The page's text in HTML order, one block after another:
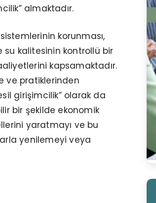
almaktadır.
korunması,
su kalitesinin kontrollü bir
kapsamaktadır.
ve pratiklerinden
girişimcilik” olarak da
bir şekilde ekonomik
yaratmayı ve bu
yenilemeyi veya